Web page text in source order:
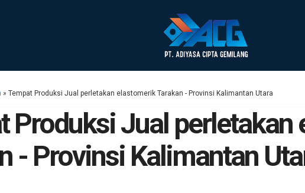
» Tempat Produksi Jual perletakan elastomerik Tarakan - Provinsi Kalimantan Utara
Produksi Jual perletakan
- Provinsi Kalimantan